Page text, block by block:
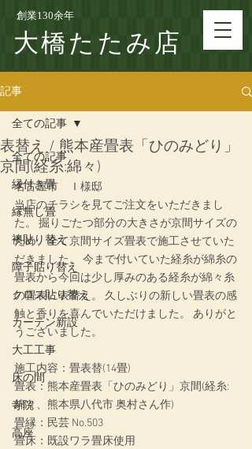
創業130余年
大橋たたみ店
記事
全ての記事
縁付き畳
縁無し畳
襖貼り替え
障子貼り替え
クロス貼り替え
カーテン新設
大工工事
床の間
寺院
高座
全ての記事
表替え / 熊本産畳表「ひのみどり」
京間(経糸:綿々)
名古屋市　Ｉ様邸
当店のチラシを見てご注文をいただきまし
た。 掘りごたつ部分の大きさが京間サイズの
ため、全て京間サイズ畳表で施工させていた
だきました。 今まで付いていた経糸が綿糸の
畳表から今回は少し厚みのある経糸が綿々糸
の畳表に表替え。 久しぶりの新しい畳表の感
触と香りを喜んでいただけました。 ありがと
うございました。
施工内容：畳表替(14畳)
畳表：熊本産畳表「ひのみどり」京間(経糸:
綿々、熊本県八代市 奥村さん作)
畳縁：民芸 No.503
畳床：既設ワラ畳床使用